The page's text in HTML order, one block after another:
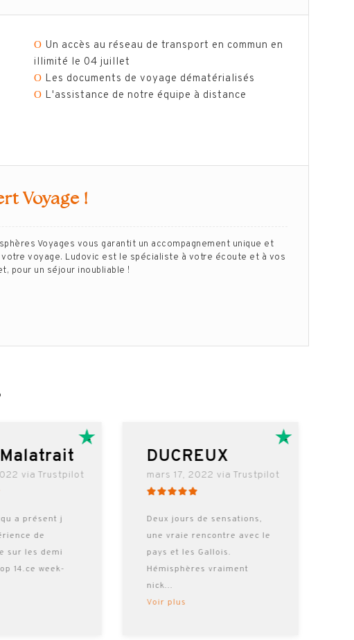
Ο Un accès au réseau de transport en commun en
illimité le 04 juillet
Ο Les documents de voyage dématérialisés
Ο L'assistance de notre équipe à distance
Voyage !
Voyages vous garantit un accompagnement unique et
voyage. Ludovic est le spécialiste à votre écoute et à vos
pour un séjour inoubliable !
via Trustpilot
sensations,
avec le
vraiment
Dominique Roulet
mars 9, 2022 via Trustpilot
Week end inoubliable .
Merci a l'équipe
hémisphères voyage .
Accompagnateurs très
sympas toujours la
Voir plus